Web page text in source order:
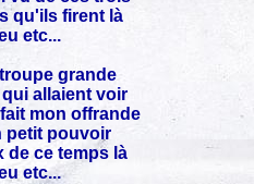
qu'ils firent là
etc...
grande
allaient voir
mon offrande
petit pouvoir
de ce temps là
etc...